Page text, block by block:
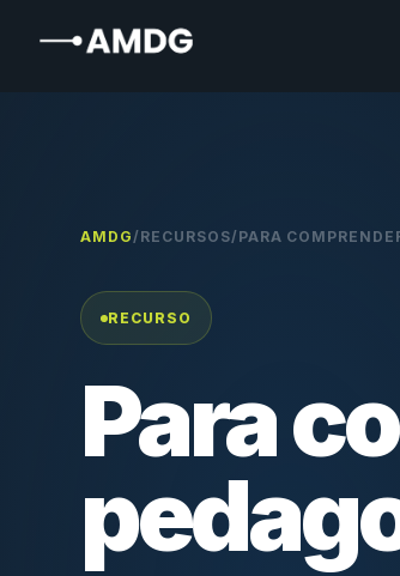
AMDG/RECURSOS/PARA
RECURSO
Para